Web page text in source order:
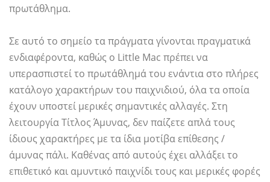
πρωτάθλημα.
Σε αυτό το σημείο τα πράγματα γίνονται πραγματικά
ενδιαφέροντα, καθώς ο Little Mac πρέπει να
υπερασπιστεί το πρωτάθλημά του ενάντια στο πλήρες
κατάλογο χαρακτήρων του παιχνιδιού, όλα τα οποία
έχουν υποστεί μερικές σημαντικές αλλαγές. Στη
λειτουργία Τίτλος Άμυνας, δεν παίζετε απλά τους
ίδιους χαρακτήρες με τα ίδια μοτίβα επίθεσης /
άμυνας πάλι. Καθένας από αυτούς έχει αλλάξει το
επιθετικό και αμυντικό παιχνίδι τους και μερικές φορές